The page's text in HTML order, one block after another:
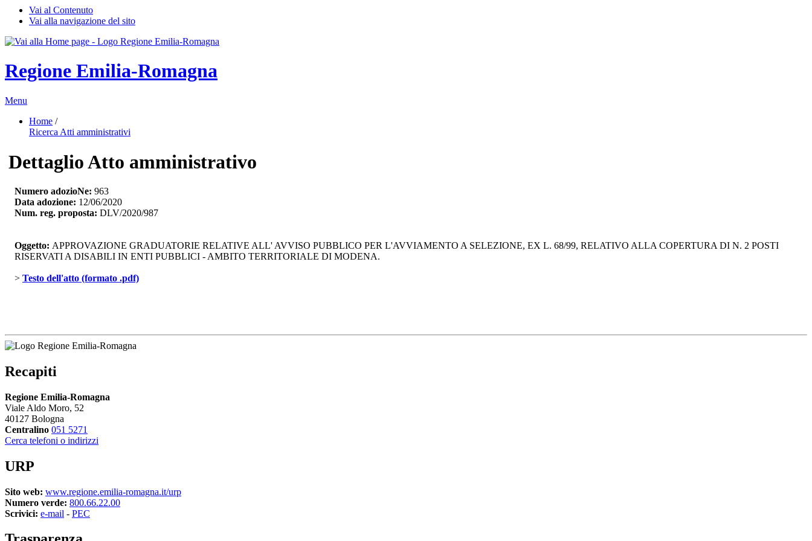
Vai al Contenuto
Vai alla navigazione del sito
Regione Emilia-Romagna
Menu
Home /
Ricerca Atti amministrativi
Dettaglio Atto amministrativo
Numero adozioNe: 963
Data adozione: 12/06/2020
Num. reg. proposta: DLV/2020/987
Oggetto: APPROVAZIONE GRADUATORIE RELATIVE ALL' AVVISO PUBBLICO PER L'AVVIAMENTO A SELEZIONE, EX L. 68/99, RELATIVO ALLA COPERTURA DI N. 2 POSTI
RISERVATI A DISABILI IN ENTI PUBBLICI - AMBITO TERRITORIALE DI MODENA.
> Testo dell'atto (formato .pdf)
Recapiti
Regione Emilia-Romagna
Viale Aldo Moro, 52
40127 Bologna
Centralino 051 5271
Cerca telefoni o indirizzi
URP
Sito web: www.regione.emilia-romagna.it/urp
Numero verde: 800.66.22.00
Scrivici: e-mail - PEC